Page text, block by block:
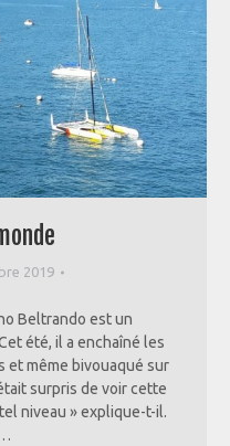
2019
Beltrando est un
été, il a enchaîné les
et même bivouaqué sur
surpris de voir cette
niveau » explique-t-il.